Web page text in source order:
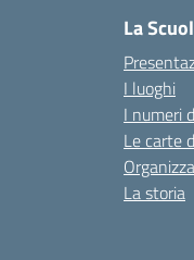
La
I luoghi
I numeri
Le carte
La storia